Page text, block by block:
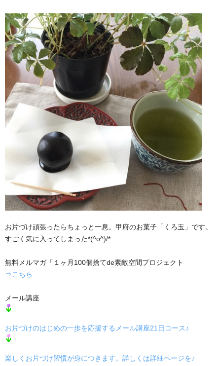
お片づけ頑張ったらちょっと一息。甲府のお菓子「くろ玉」です。
すごく気に入ってしまった*(^o^)/*
無料メルマガ「１ヶ月100個捨てde素敵空間プロジェクト
⇒こちら
メール講座
お片づけのはじめの一歩を応援するメール講座21日コース♪
楽しくお片づけ習慣が身につきます。詳しくは詳細ページを♪